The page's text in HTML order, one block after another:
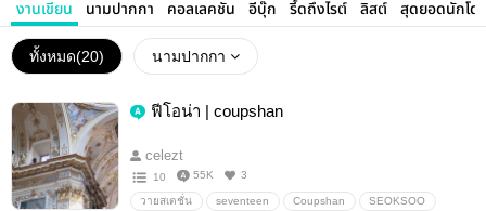
งานเขียน นามปากกา คอลเลคชัน อีบุ๊ก รี้ดถึงไรต์ ลิสต์ สุดยอดนักโด
ทั้งหมด(20) นามปากกา
ฟีโอน่า | coupshan
celezt
10 55K 3
วายสเตชั่น seventeen Coupshan SEOKSOO